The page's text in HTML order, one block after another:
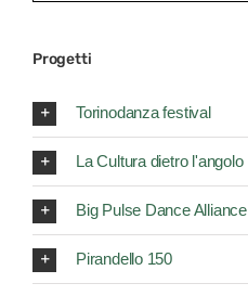
Progetti
Torinodanza festival
La Cultura dietro l'angolo
Big Pulse Dance Alliance
Pirandello 150